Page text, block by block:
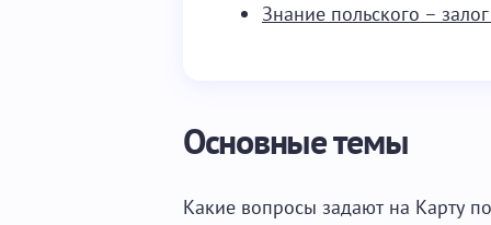
Знание польского –
Основные темы
Какие вопросы задают на Карту